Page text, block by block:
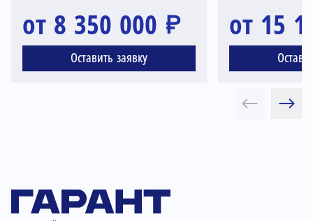
от 8 350 000 ₽
Оставить заявку
от 15